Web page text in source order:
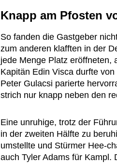
Knapp am Pfosten
So fanden die Gastgeber
zum anderen klafften in der
jede Menge Platz eröffneten,
Kapitän Edin Visca durfte
Peter Gulacsi parierte
strich nur knapp neben den
Eine unruhige, trotz der
in der zweiten Hälfte zu
umstellte und Stürmer Hee-
auch Tyler Adams für Kampl.